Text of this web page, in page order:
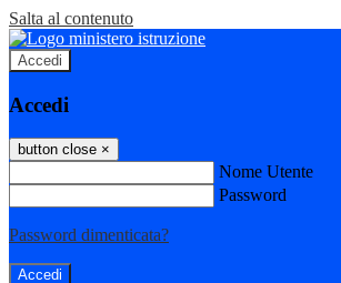
Salta al contenuto
Accedi
Accedi
button close ×
Nome Utente
Password
Password dimenticata?